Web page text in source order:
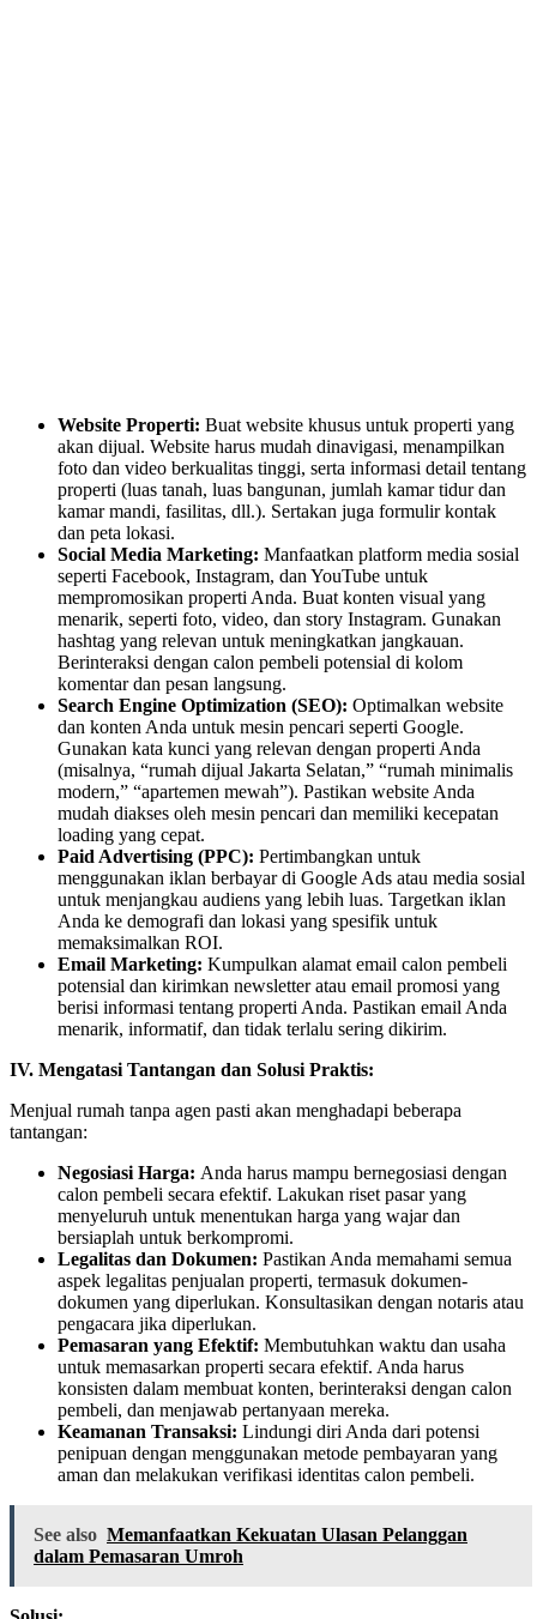
Website Properti: Buat website khusus untuk properti yang
akan dijual. Website harus mudah dinavigasi, menampilkan
foto dan video berkualitas tinggi, serta informasi detail tentang
properti (luas tanah, luas bangunan, jumlah kamar tidur dan
kamar mandi, fasilitas, dll.). Sertakan juga formulir kontak
dan peta lokasi.
Social Media Marketing: Manfaatkan platform media sosial
seperti Facebook, Instagram, dan YouTube untuk
mempromosikan properti Anda. Buat konten visual yang
menarik, seperti foto, video, dan story Instagram. Gunakan
hashtag yang relevan untuk meningkatkan jangkauan.
Berinteraksi dengan calon pembeli potensial di kolom
komentar dan pesan langsung.
Search Engine Optimization (SEO): Optimalkan website
dan konten Anda untuk mesin pencari seperti Google.
Gunakan kata kunci yang relevan dengan properti Anda
(misalnya, “rumah dijual Jakarta Selatan,” “rumah minimalis
modern,” “apartemen mewah”). Pastikan website Anda
mudah diakses oleh mesin pencari dan memiliki kecepatan
loading yang cepat.
Paid Advertising (PPC): Pertimbangkan untuk
menggunakan iklan berbayar di Google Ads atau media sosial
untuk menjangkau audiens yang lebih luas. Targetkan iklan
Anda ke demografi dan lokasi yang spesifik untuk
memaksimalkan ROI.
Email Marketing: Kumpulkan alamat email calon pembeli
potensial dan kirimkan newsletter atau email promosi yang
berisi informasi tentang properti Anda. Pastikan email Anda
menarik, informatif, dan tidak terlalu sering dikirim.
IV. Mengatasi Tantangan dan Solusi Praktis:
Menjual rumah tanpa agen pasti akan menghadapi beberapa
tantangan:
Negosiasi Harga: Anda harus mampu bernegosiasi dengan
calon pembeli secara efektif. Lakukan riset pasar yang
menyeluruh untuk menentukan harga yang wajar dan
bersiaplah untuk berkompromi.
Legalitas dan Dokumen: Pastikan Anda memahami semua
aspek legalitas penjualan properti, termasuk dokumen-
dokumen yang diperlukan. Konsultasikan dengan notaris atau
pengacara jika diperlukan.
Pemasaran yang Efektif: Membutuhkan waktu dan usaha
untuk memasarkan properti secara efektif. Anda harus
konsisten dalam membuat konten, berinteraksi dengan calon
pembeli, dan menjawab pertanyaan mereka.
Keamanan Transaksi: Lindungi diri Anda dari potensi
penipuan dengan menggunakan metode pembayaran yang
aman dan melakukan verifikasi identitas calon pembeli.
See also Memanfaatkan Kekuatan Ulasan Pelanggan
dalam Pemasaran Umroh